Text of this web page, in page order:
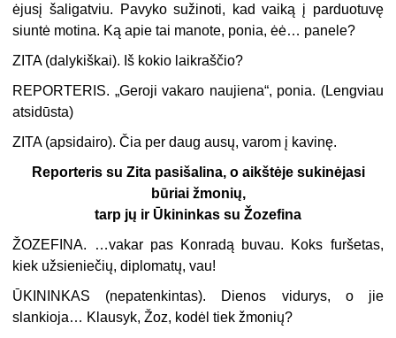
ėjusį šaligatviu. Pavyko sužinoti, kad vaiką į parduotuvę
siuntė motina. Ką apie tai manote, ponia, ėė… panele?
ZITA(dalykiškai). Iš kokio laikraščio?
REPORTERIS. „Geroji vakaro naujiena“, ponia. (Lengviau
atsidūsta)
ZITA (apsidairo). Čia per daug ausų, varom į kavinę.
Reporteris su Zita pasišalina, o aikštėje sukinėjasi
būriai žmonių,
tarp jų ir Ūkininkas su Žozefina
ŽOZEFINA. …vakar pas Konradą buvau. Koks furšetas,
kiek užsieniečių, diplomatų, vau!
ŪKININKAS (nepatenkintas). Dienos vidurys, o jie
slankioja… Klausyk, Žoz, kodėl tiek žmonių?